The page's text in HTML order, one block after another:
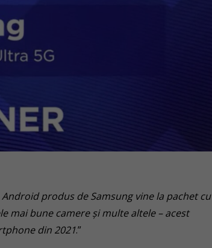
produs de Samsung vine la pachet cu
mai bune camere și multe altele – acest
din 2021.”